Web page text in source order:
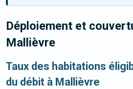
Déploiement et
Mallièvre
Taux des habitations
du débit à Mallièvre